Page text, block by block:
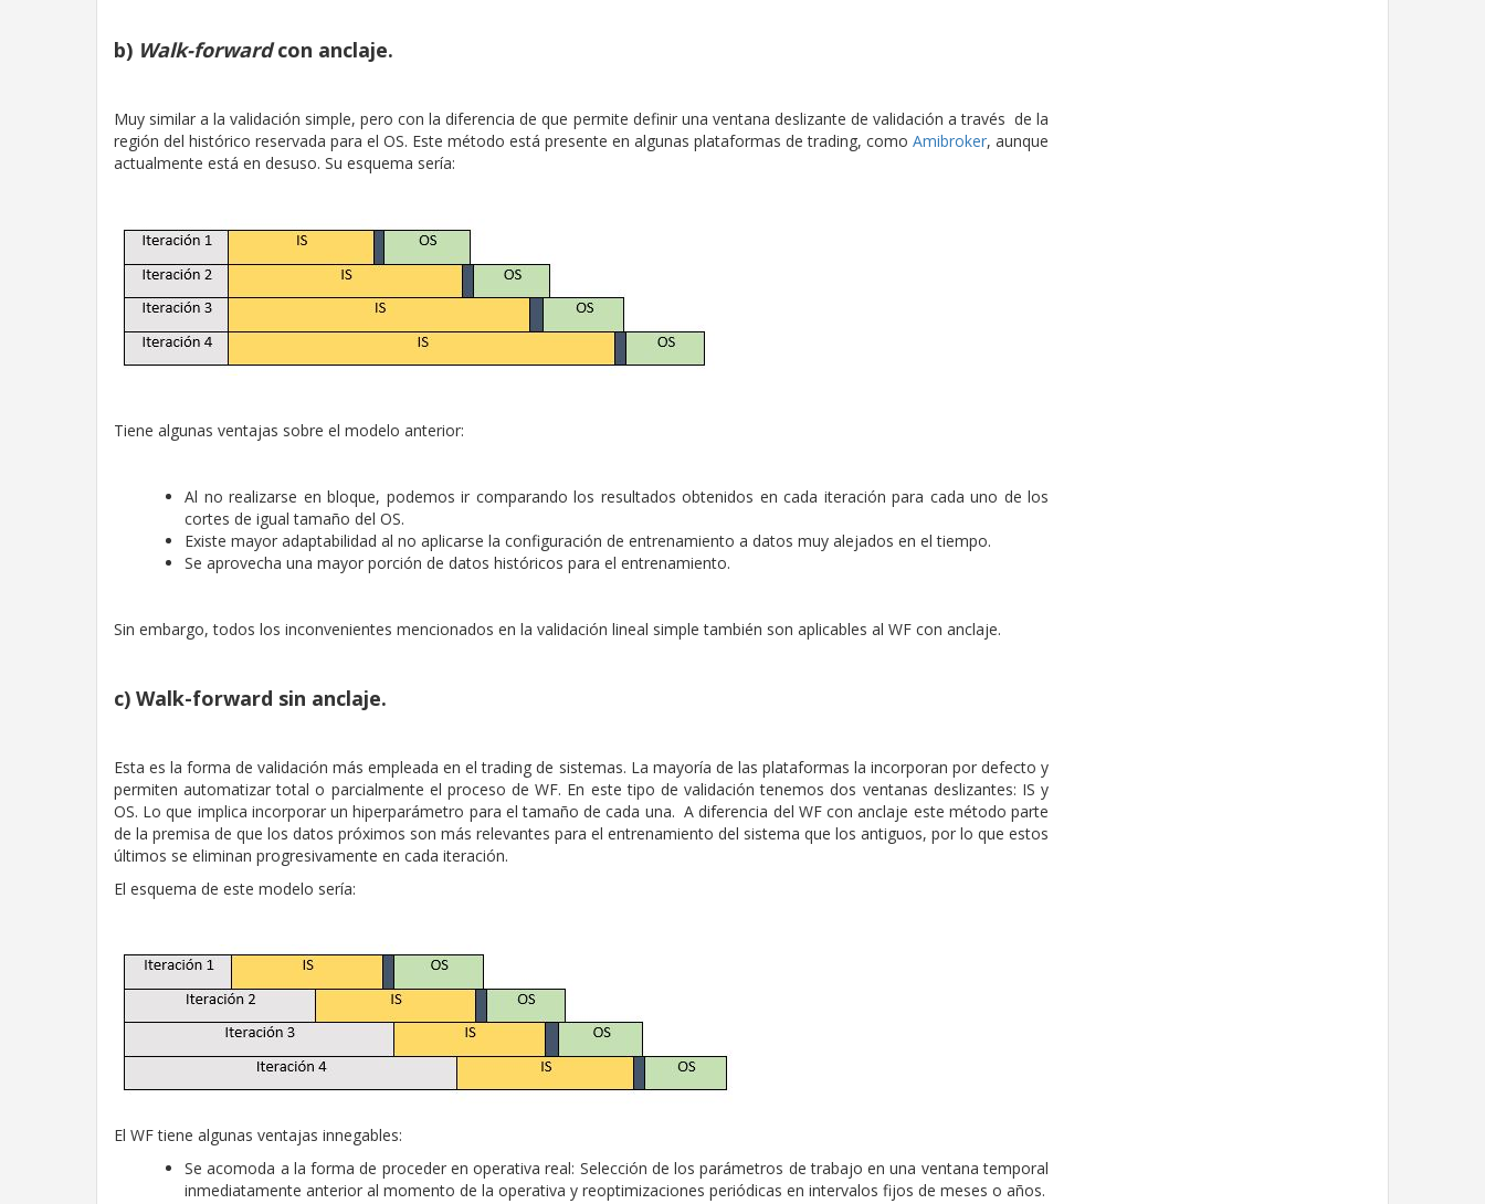
b) Walk-forwardcon anclaje.
Muy similar a la validación simple, pero con la diferencia de que permite definir una ventana deslizante de validación a través de la
región del histórico reservada para el OS. Este método está presente en algunas plataformas de trading, como Amibroker, aunque
actualmente está en desuso. Su esquema sería:
Tiene algunas ventajas sobre el modelo anterior:
Al no realizarse en bloque, podemos ir comparando los resultados obtenidos en cada iteración para cada uno de los
cortes de igual tamaño del OS.
Existe mayor adaptabilidad al no aplicarse la configuración de entrenamiento a datos muy alejados en el tiempo.
Se aprovecha una mayor porción de datos históricos para el entrenamiento.
Sin embargo, todos los inconvenientes mencionados en la validación lineal simple también son aplicables al WF con anclaje.
c) Walk-forward sin anclaje.
Esta es la forma de validación más empleada en el trading de sistemas. La mayoría de las plataformas la incorporan por defecto y
permiten automatizar total o parcialmente el proceso de WF. En este tipo de validación tenemos dos ventanas deslizantes: IS y
OS. Lo que implica incorporar un hiperparámetro para el tamaño de cada una. A diferencia del WF con anclaje este método parte
de la premisa de que los datos próximos son más relevantes para el entrenamiento del sistema que los antiguos, por lo que estos
últimos se eliminan progresivamente en cada iteración.
El esquema de este modelo sería:
El WF tiene algunas ventajas innegables:
Se acomoda a la forma de proceder en operativa real: Selección de los parámetros de trabajo en una ventana temporal
inmediatamente anterior al momento de la operativa y reoptimizaciones periódicas en intervalos fijos de meses o años.